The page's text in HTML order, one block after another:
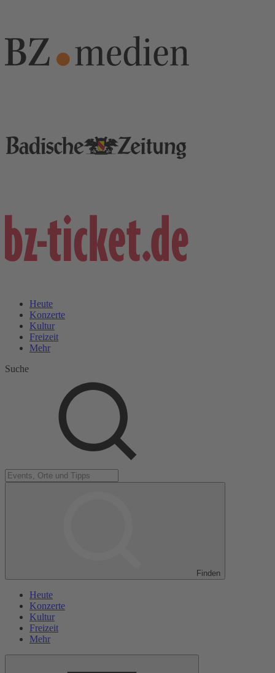
Heute
Konzerte
Kultur
Freizeit
Mehr
Suche
Finden
Heute
Konzerte
Kultur
Freizeit
Mehr